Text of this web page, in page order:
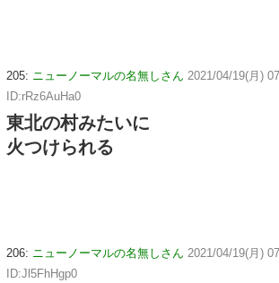
205: ニューノーマルの名無しさん 2021/04/19(月)
ID:rRz6AuHa0
東北の村みたいに
火つけられる
206: ニューノーマルの名無しさん 2021/04/19(月)
ID:Jl5FhHgp0